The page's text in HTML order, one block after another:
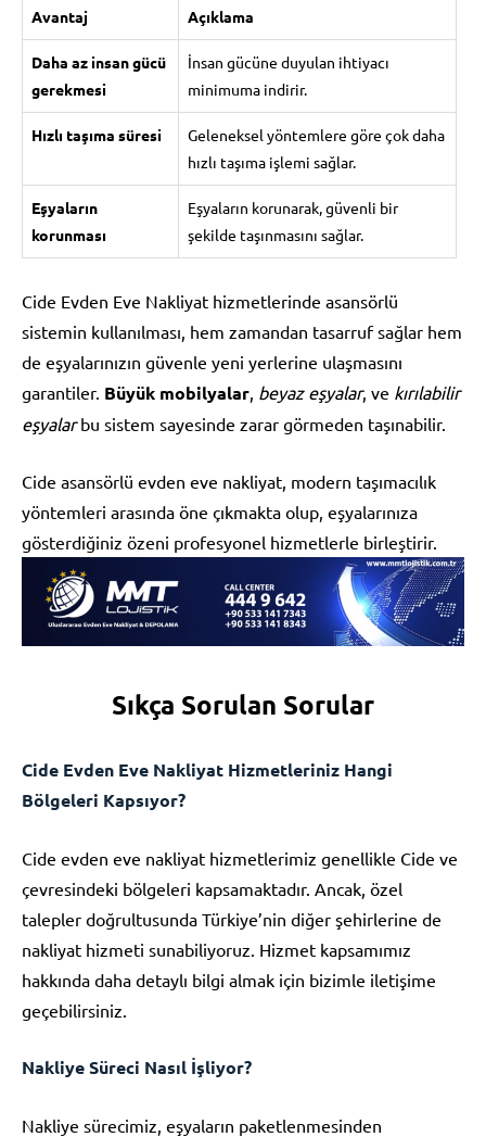
Avantaj Açıklama
Daha az insan gücü
gerekmesi
İnsan gücüne duyulan ihtiyacı
minimuma indirir.
Hızlı taşıma süresi
Geleneksel yöntemlere göre çok daha
hızlı taşıma işlemi sağlar.
Eşyaların
korunması
Eşyaların korunarak, güvenli bir
şekilde taşınmasını sağlar.
Cide Evden Eve Nakliyat hizmetlerinde asansörlü
sistemin kullanılması, hem zamandan tasarruf sağlar hem
de eşyalarınızın güvenle yeni yerlerine ulaşmasını
garantiler. Büyük mobilyalar beyaz eşyalar, ve kırılabilir
eşyalarbu sistem sayesinde zarar görmeden taşınabilir.
Cide asansörlü evden eve nakliyat, modern taşımacılık
yöntemleri arasında öne çıkmakta olup, eşyalarınıza
gösterdiğiniz özeni profesyonel hizmetlerle birleştirir.
Sıkça Sorulan Sorular
Cide Evden Eve Nakliyat Hizmetleriniz Hangi
Bölgeleri Kapsıyor?
Cide evden eve nakliyat hizmetlerimiz genellikle Cide ve
çevresindeki bölgeleri kapsamaktadır. Ancak, özel
talepler doğrultusunda Türkiye’nin diğer şehirlerine de
nakliyat hizmeti sunabiliyoruz. Hizmet kapsamımız
hakkında daha detaylı bilgi almak için bizimle iletişime
geçebilirsiniz.
Nakliye Süreci Nasıl İşliyor?
Nakliye sürecimiz, eşyaların paketlenmesinden